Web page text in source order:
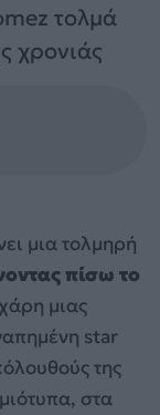
τολμά
χρονιάς
μια τολμηρή
πίσω το
μιας
star
της
στα